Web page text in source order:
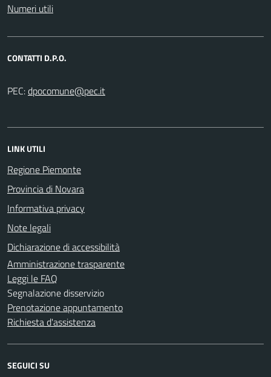
Numeri utili
CONTATTI D.P.O.
PEC:
LINK UTILI
Regione Piemonte
Provincia di Novara
Informativa privacy
Note legali
Dichiarazione di accessibilità
Amministrazione trasparente
Leggi le FAQ
Segnalazione disservizio
Prenotazione appuntamento
Richiesta d'assistenza
SEGUICI SU